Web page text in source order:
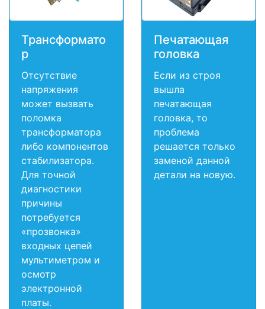
Трансформато
р
Отсутствие
напряжения
может вызвать
поломка
трансформатора
либо компонентов
стабилизатора.
Для точной
диагностики
причины
потребуется
«прозвонка»
входных цепей
мультиметром и
осмотр
электронной
платы.
Печатающая
головка
Если из строя
вышла
печатающая
головка, то
проблема
решается только
заменой данной
детали на новую.